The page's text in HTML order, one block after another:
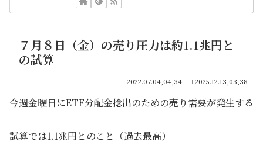
７月８日（金）の売り圧力は約1.1兆円と
の試算
2022.07.04,04,34 2025.12.13,03,38
今週金曜日にETF分配金捻出のための売り需要が発生する
試算では1.1兆円とのこと（過去最高）